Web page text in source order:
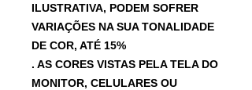
ILUSTRATIVA, PODEM SOFRER
VARIAÇÕES NA SUA TONALIDADE
DE COR, ATÉ 15%
. AS CORES VISTAS PELA TELA DO
MONITOR, CELULARES OU